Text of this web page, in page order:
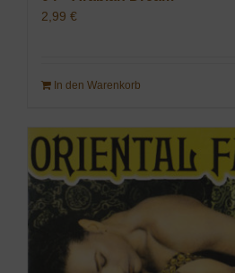
2,99 €
In den Warenkorb